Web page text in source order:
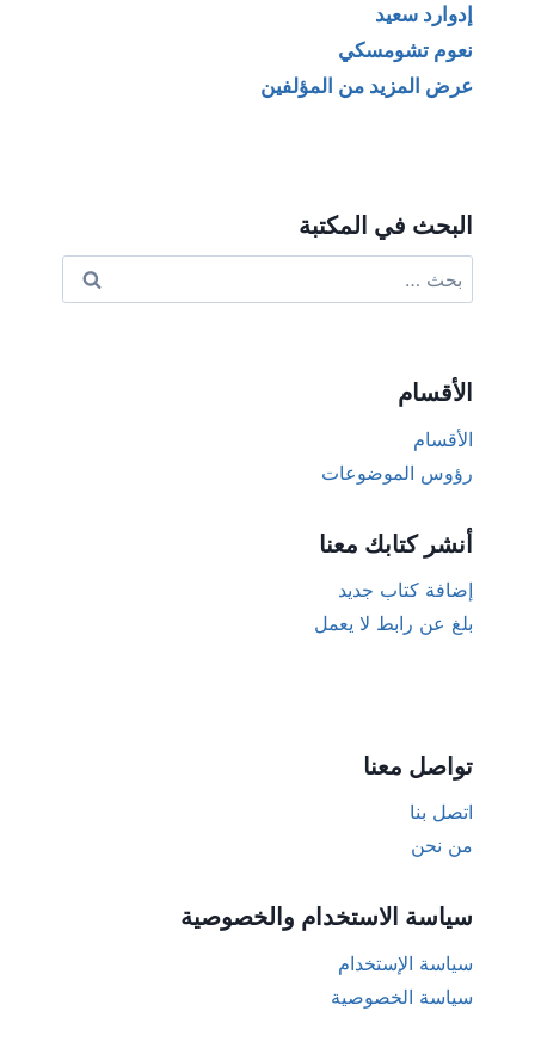
إدوارد سعيد
نعوم تشومسكي
عرض المزيد من المؤلفين
البحث في المكتبة
عن:
الأقسام
الأقسام
رؤوس الموضوعات
أنشر كتابك معنا
إضافة كتاب جديد
بلغ عن رابط لا يعمل
تواصل معنا
اتصل بنا
من نحن
سياسة الاستخدام والخصوصية
سياسة الإستخدام
سياسة الخصوصية